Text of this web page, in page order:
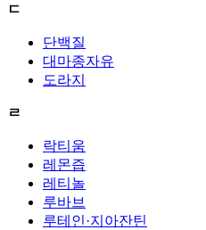
ㄷ
단백질
대마종자유
도라지
ㄹ
락티움
레몬즙
레티놀
루바브
루테인·지아잔틴